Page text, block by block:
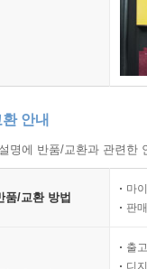
안내
명에 반품/교환과 관련한
품/교환 방법
마
판
출
디